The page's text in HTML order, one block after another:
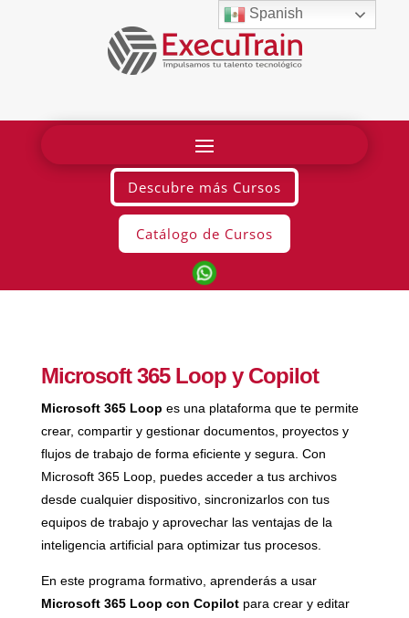
Descubre más Cursos
Catálogo de Cursos
Microsoft 365 Loop y Copilot
Microsoft 365 Loop es una plataforma que te permite
crear, compartir y gestionar documentos, proyectos y
flujos de trabajo de forma eficiente y segura. Con
Microsoft 365 Loop, puedes acceder a tus archivos
desde cualquier dispositivo, sincronizarlos con tus
equipos de trabajo y aprovechar las ventajas de la
inteligencia artificial para optimizar tus procesos.
En este programa formativo, aprenderás a usar
Microsoft 365 Loop con Copilotpara crear y editar
Spanish